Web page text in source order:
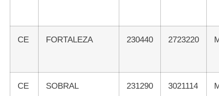
CE FORTALEZA 230440 2723220
CE SOBRAL 231290 3021114